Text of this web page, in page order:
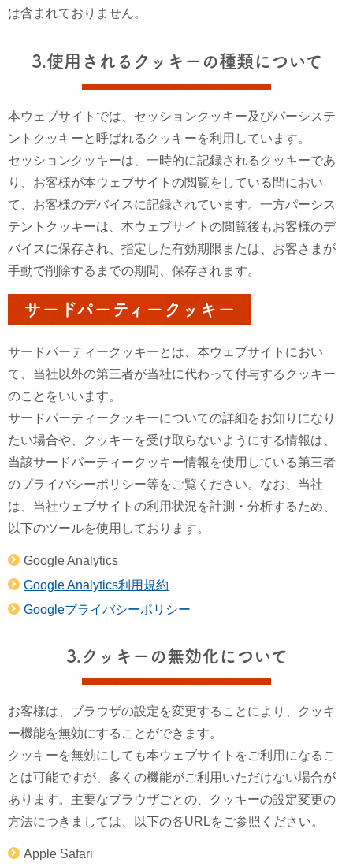
は含まれておりません。
3.使用されるクッキーの種類について
本ウェブサイトでは、セッションクッキー及びパーシステ
ントクッキーと呼ばれるクッキーを利用しています。
セッションクッキーは、一時的に記録されるクッキーであ
り、お客様が本ウェブサイトの閲覧をしている間におい
て、お客様のデバイスに記録されています。一方パーシス
テントクッキーは、本ウェブサイトの閲覧後もお客様のデ
バイスに保存され、指定した有効期限または、お客さまが
手動で削除するまでの期間、保存されます。
サードパーティークッキー
サードパーティークッキーとは、本ウェブサイトにおい
て、当社以外の第三者が当社に代わって付与するクッキー
のことをいいます。
サードパーティークッキーについての詳細をお知りになり
たい場合や、クッキーを受け取らないようにする情報は、
当該サードパーティークッキー情報を使用している第三者
のプライバシーポリシー等をご覧ください。なお、当社
は、当社ウェブサイトの利用状況を計測・分析するため、
以下のツールを使用しております。
Google Analytics
Google Analytics利用規約
Googleプライバシーポリシー
3.クッキーの無効化について
お客様は、ブラウザの設定を変更することにより、クッキ
ー機能を無効にすることができます。
クッキーを無効にしても本ウェブサイトをご利用になるこ
とは可能ですが、多くの機能がご利用いただけない場合が
あります。主要なブラウザごとの、クッキーの設定変更の
方法につきましては、以下の各URLをご参照ください。
Apple Safari